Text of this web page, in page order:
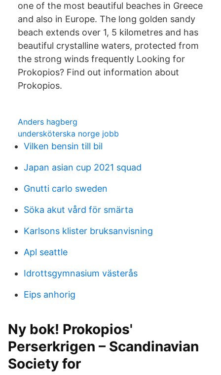
one of the most beautiful beaches in Greece
and also in Europe. The long golden sandy
beach extends over 1, 5 kilometres and has
beautiful crystalline waters, protected from
the strong winds frequently Looking for
Prokopios? Find out information about
Prokopios.
Anders hagberg
undersköterska norge jobb
Vilken bensin till bil
Japan asian cup 2021 squad
Gnutti carlo sweden
Söka akut vård för smärta
Karlsons klister bruksanvisning
Apl seattle
Idrottsgymnasium västerås
Eips anhorig
Ny bok! Prokopios'
Perserkrigen – Scandinavian
Society for